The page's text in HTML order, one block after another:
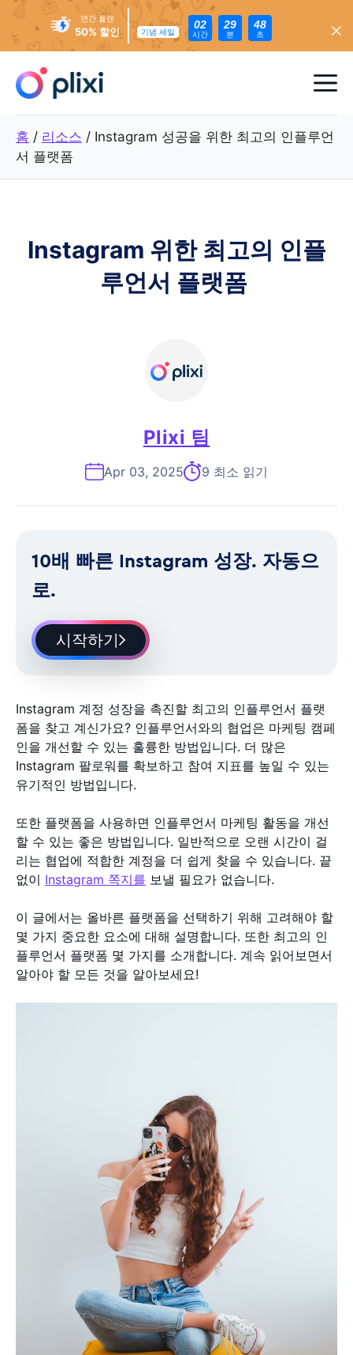
뛰
50% 할인
연간 플랜
기념 세일
02
시간
29
분
46
초
메
홈 / 리소스 / Instagram 성공을 위한 최고의 인플루언
서 플랫폼
Instagram 위한 최고의 인플
루언서 플랫폼
Plixi 팀
Apr 03, 2025 9 최소 읽기
10배 빠른 Instagram 성장. 자동으
로.
시작하기
Instagram 계정 성장을 촉진할 최고의 인플루언서 플랫
폼을 찾고 계신가요? 인플루언서와의 협업은 마케팅 캠페
인을 개선할 수 있는 훌륭한 방법입니다. 더 많은
Instagram 팔로워를 확보하고 참여 지표를 높일 수 있는
유기적인 방법입니다.
또한 플랫폼을 사용하면 인플루언서 마케팅 활동을 개선
할 수 있는 좋은 방법입니다. 일반적으로 오랜 시간이 걸
리는 협업에 적합한 계정을 더 쉽게 찾을 수 있습니다. 끝
없이 Instagram 쪽지를 보낼 필요가 없습니다.
이 글에서는 올바른 플랫폼을 선택하기 위해 고려해야 할
몇 가지 중요한 요소에 대해 설명합니다. 또한 최고의 인
플루언서 플랫폼 몇 가지를 소개합니다. 계속 읽어보면서
알아야 할 모든 것을 알아보세요!